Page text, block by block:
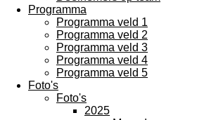
Programma
Programma veld 1
Programma veld 2
Programma veld 3
Programma veld 4
Programma veld 5
Foto's
Foto's
2025